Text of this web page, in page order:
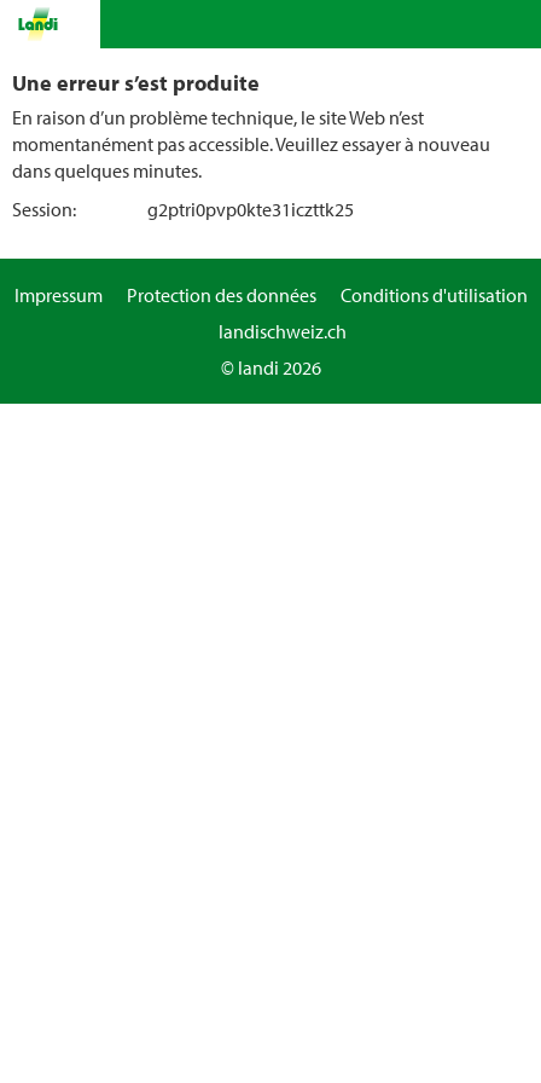
Une erreur s’est produite
En raison d’un problème technique, le site Web n’est
momentanément pas accessible. Veuillez essayer à nouveau
dans quelques minutes.
Session:
g2ptri0pvp0kte31iczttk25
Impressum Protection des données
Conditions d'utilisation
landischweiz.ch
© landi 2026